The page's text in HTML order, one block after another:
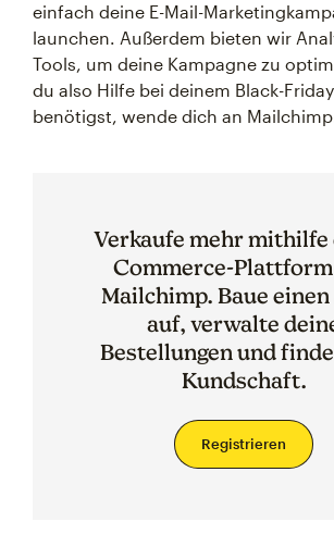
einfach deine E-Mail-
launchen. Außerdem bieten wir
Tools, um deine Kampagne zu
du also Hilfe bei deinem Black-
benötigst, wende dich an
Verkaufe mehr mithilfe
Commerce-
Mailchimp. Baue einen
auf, verwalte
Bestellungen und
Kundschaft.
Registrieren